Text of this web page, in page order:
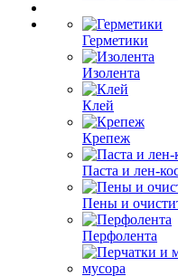
Герметики
Изолента
Клей
Крепеж
Паста и лен-
Пены и
Перфолента